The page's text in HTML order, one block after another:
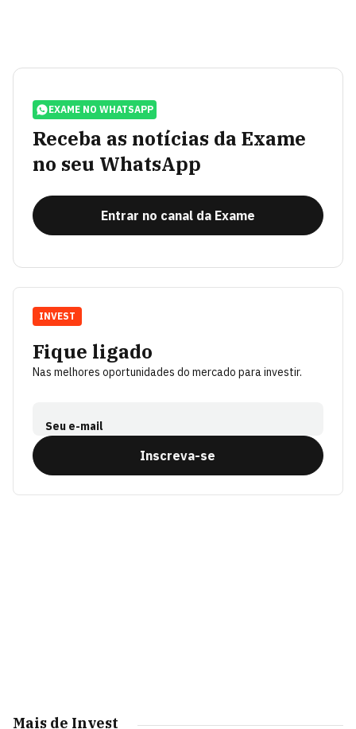
EXAME NO WHATSAPP
Receba as notícias da Exame
no seu WhatsApp
Entrar no canal da Exame
Fique ligado
Nas melhores oportunidades do mercado para investir.
Seu e-mail
Inscreva-se
INVEST
Mais de Invest